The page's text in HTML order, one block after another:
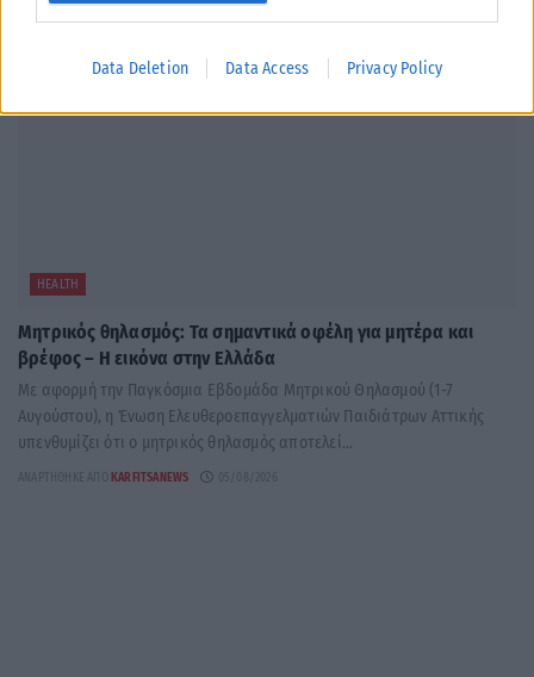
Data Deletion Data Access Privacy Policy
HEALTH
Μητρικός θηλασμός: Τα σημαντικά οφέλη για μητέρα και
βρέφος – Η εικόνα στην Ελλάδα
Με αφορμή την Παγκόσμια Εβδομάδα Μητρικού Θηλασμού (1-7
Αυγούστου), η Ένωση Ελευθεροεπαγγελματιών Παιδιάτρων Αττικής
υπενθυμίζει ότι ο μητρικός θηλασμός αποτελεί...
ΑΝΑΡΤΉΘΗΚΕ ΑΠΌ KARFITSANEWS